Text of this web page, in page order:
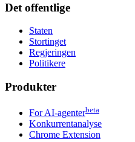
Det offentlige
Staten
Stortinget
Regjeringen
Politikere
Produkter
For AI-agenterbeta
Konkurrentanalyse
Chrome Extension